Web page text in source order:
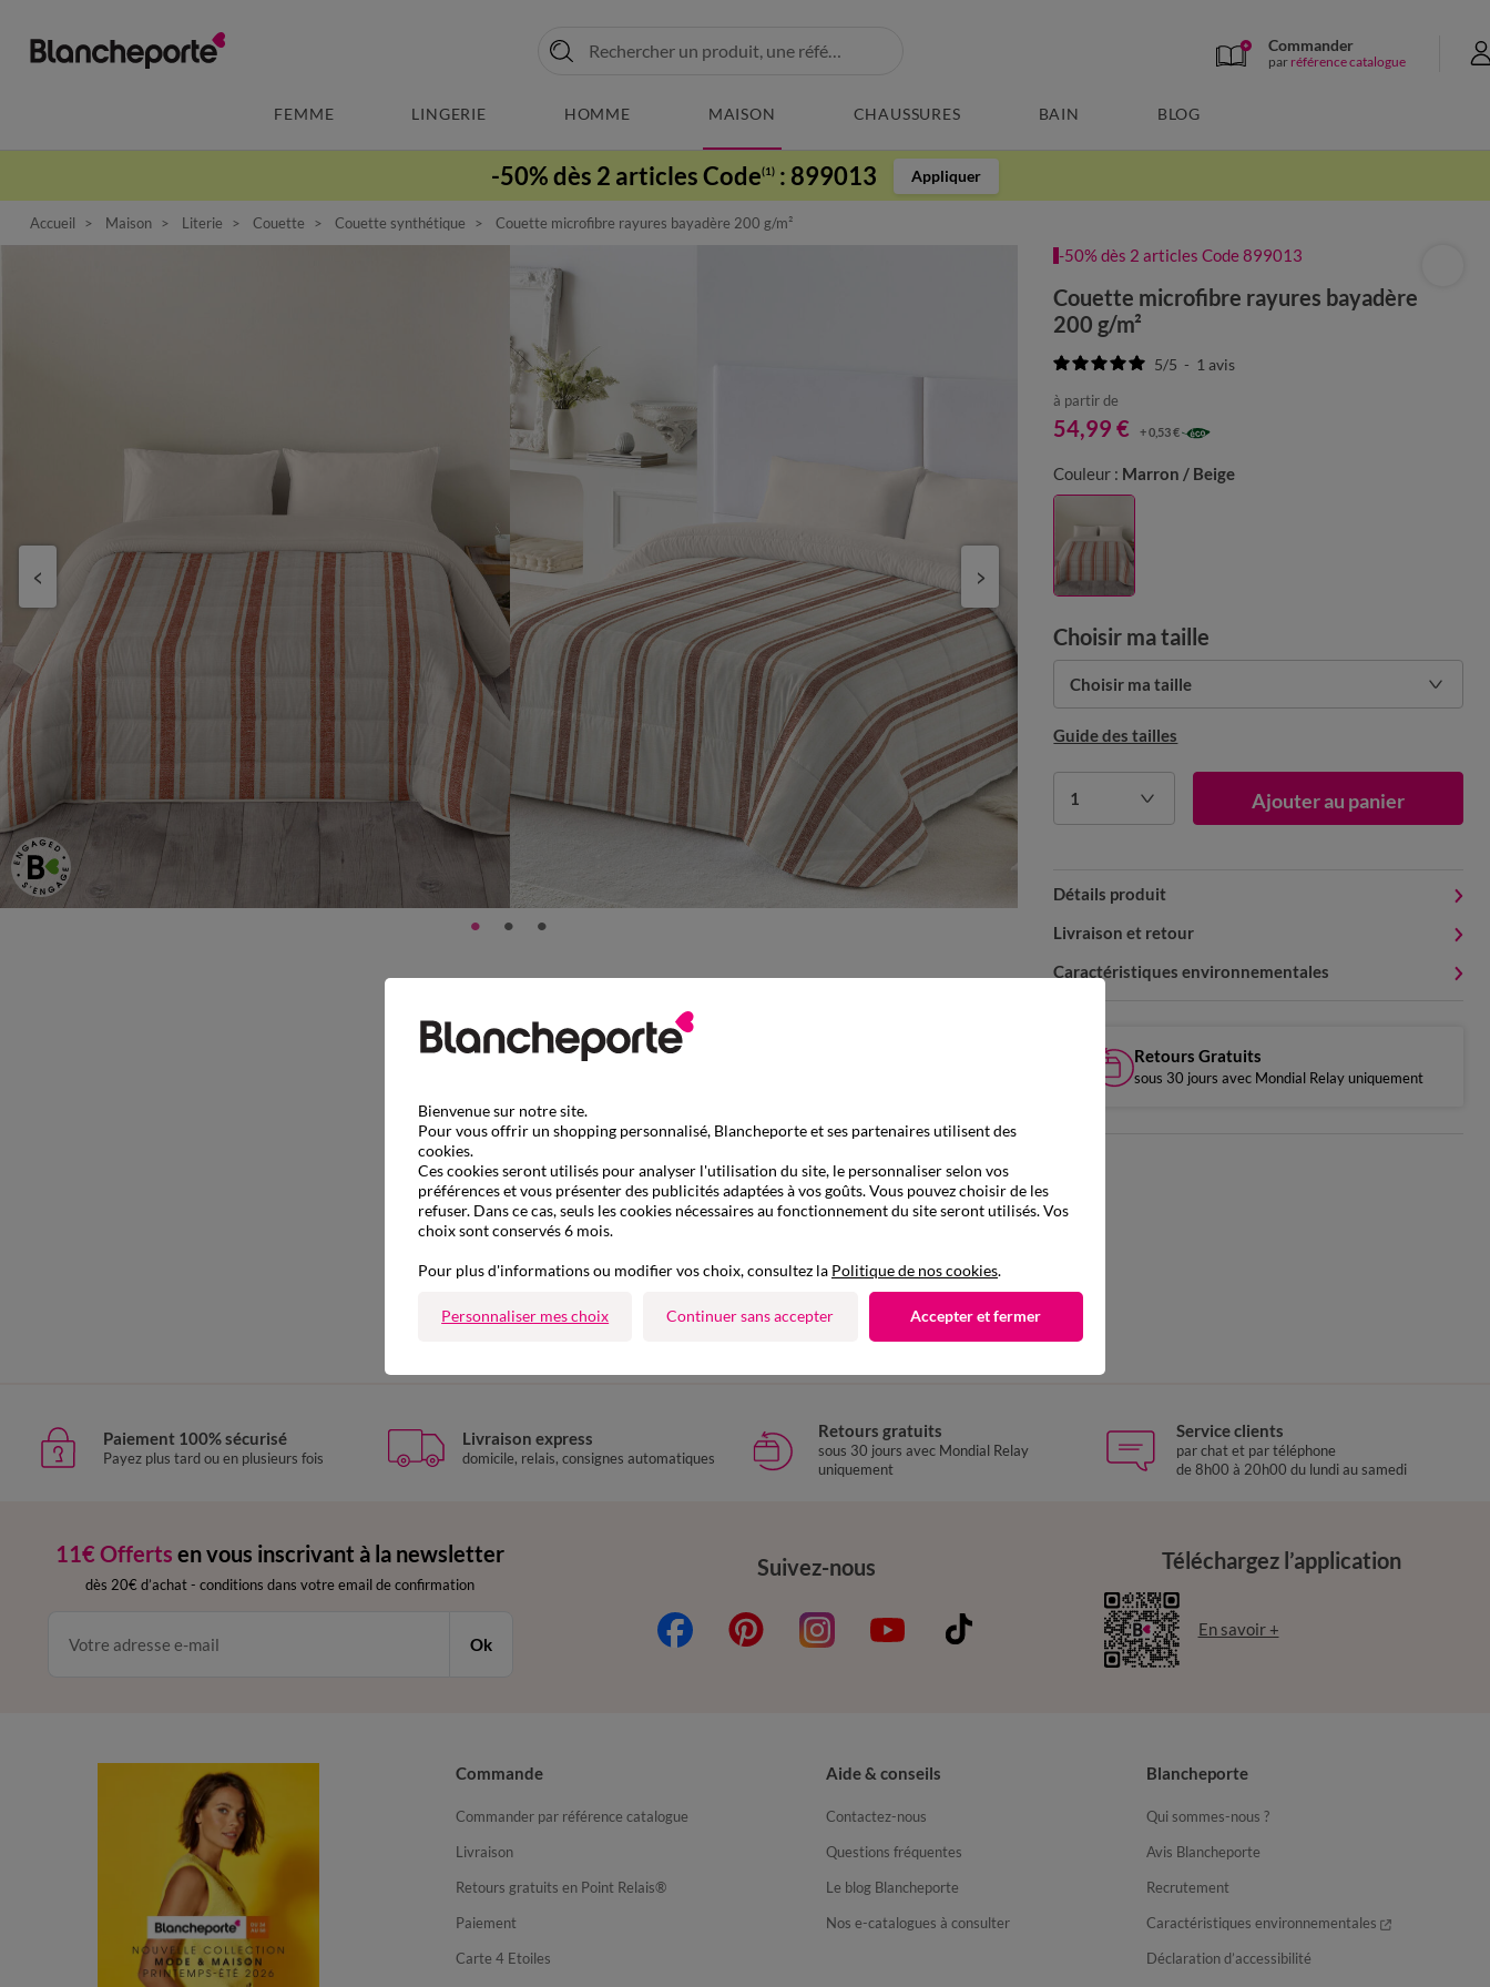
Commander
par référence catalogue
FEMME LINGERIE HOMME MAISON CHAUSSURES BAIN BLOG
-50% dès 2 articles Code(1) : 899013 Appliquer
Accueil Maison Literie Couette Couette synthétique Couette microfibre rayures bayadère 200 g/m²
-50% dès 2 articles Code 899013
Couette microfibre rayures bayadère
200 g/m²
5/5 - 1avis
à partir de
54,99 € + 0,53 €
Couleur : Marron / Beige
Choisir ma taille
Choisir ma taille
Guide des tailles
1 Ajouter au panier
Détails produit
Livraison et retour
Caractéristiques environnementales
Retours Gratuits
sous 30 jours avec Mondial Relay uniquement
D'autres idées de Couette synthétique
Couette synthétique
Paiement 100% sécurisé
Payez plus tard ou en plusieurs fois
Livraison express
domicile, relais, consignes automatiques
Retours gratuits
sous 30 jours avec Mondial Relay
uniquement
Service clients
par chat et par téléphone
de 8h00 à 20h00 du lundi au samedi
11€ Offerts en vous inscrivant à la newsletter
dès 20€ d’achat - conditions dans votre email de confirmation
Ok
Suivez-nous Téléchargez l’application
En savoir +
Commande
Commander par référence catalogue
Livraison
Retours gratuits en Point Relais®
Paiement
Carte 4 Etoiles
Aide & conseils
Contactez-nous
Questions fréquentes
Le blog Blancheporte
Nos e-catalogues à consulter
Blancheporte
Qui sommes-nous ?
Avis Blancheporte
Recrutement
Caractéristiques environnementales
Déclaration d’accessibilité
Bienvenue sur notre site.
Pour vous offrir un shopping personnalisé, Blancheporte et ses partenaires utilisent des
cookies.
Ces cookies seront utilisés pour analyser l'utilisation du site, le personnaliser selon vos
préférences et vous présenter des publicités adaptées à vos goûts. Vous pouvez choisir de les
refuser. Dans ce cas, seuls les cookies nécessaires au fonctionnement du site seront utilisés. Vos
choix sont conservés 6 mois.
Pour plus d'informations ou modifier vos choix, consultez la Politique de nos cookies.
Personnaliser mes choix Continuer sans accepter Accepter et fermer